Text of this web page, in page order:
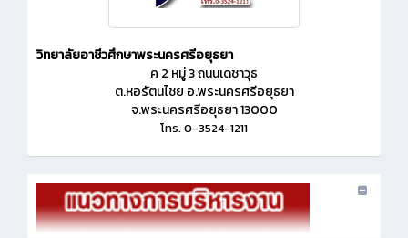
วิทยาลัยอาชีวศึกษาพระนครศรีอยุธยา
ค 2 หมู่ 3 ถนนเดชาวุธ
ต.หอรัตนไชย อ.พระนครศรีอยุธยา
จ.พระนครศรีอยุธยา 13000
โทร. 0-3524-1211